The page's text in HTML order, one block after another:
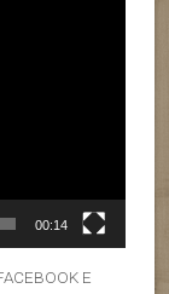
00:14
E